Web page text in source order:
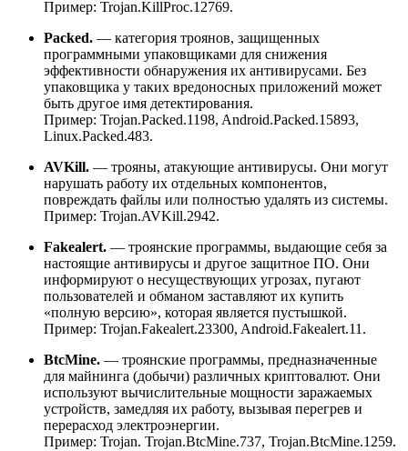
Пример: Trojan.KillProc.12769.
Packed. — категория троянов, защищенных
программными упаковщиками для снижения
эффективности обнаружения их антивирусами. Без
упаковщика у таких вредоносных приложений может
быть другое имя детектирования.
Пример: Trojan.Packed.1198, Android.Packed.15893,
Linux.Packed.483.
AVKill. — трояны, атакующие антивирусы. Они могут
нарушать работу их отдельных компонентов,
повреждать файлы или полностью удалять из системы.
Пример: Trojan.AVKill.2942.
Fakealert. — троянские программы, выдающие себя за
настоящие антивирусы и другое защитное ПО. Они
информируют о несуществующих угрозах, пугают
пользователей и обманом заставляют их купить
«полную версию», которая является пустышкой.
Пример: Trojan.Fakealert.23300, Android.Fakealert.11.
BtcMine. — троянские программы, предназначенные
для майнинга (добычи) различных криптовалют. Они
используют вычислительные мощности заражаемых
устройств, замедляя их работу, вызывая перегрев и
перерасход электроэнергии.
Пример: Trojan. Trojan.BtcMine.737, Trojan.BtcMine.1259.